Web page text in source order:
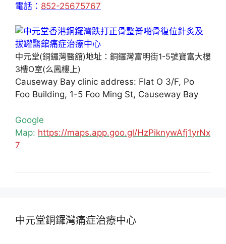
電話： 852-25675767
中元堂(銅鑼灣醫舘)地址：銅鑼灣富明街1-5號寶富大樓
3樓O室(么鳳樓上)
Causeway Bay clinic address: Flat O 3/F, Po
Foo Building, 1-5 Foo Ming St, Causeway Bay
Google
Map: https://maps.app.goo.gl/HzPiknywAfj1yrNx
7
中元堂銅鑼灣痛症治療中心